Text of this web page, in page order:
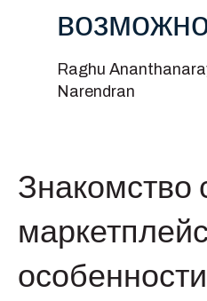
Raghu
Narendran
Знакомство